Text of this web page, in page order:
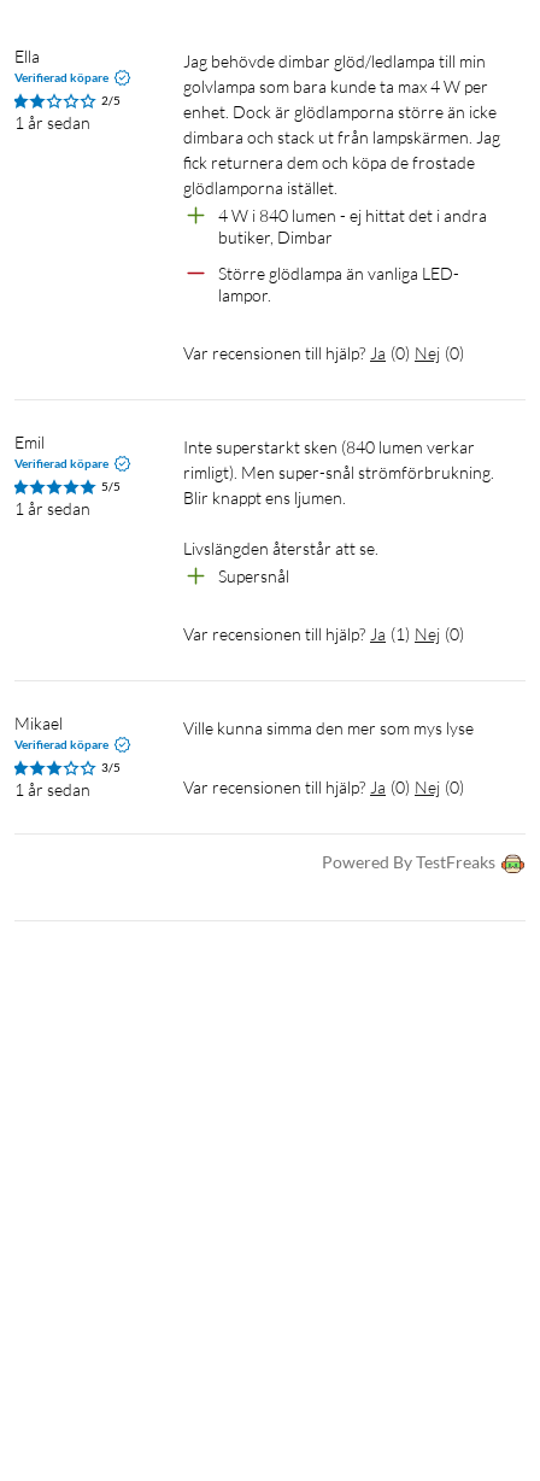
E27 Spara el
Ella
Verifierad köpare
2/5
1 år sedan
Jag behövde dimbar glöd/ledlampa till min
golvlampa som bara kunde ta max 4 W per
enhet. Dock är glödlamporna större än icke
dimbara och stack ut från lampskärmen. Jag
fick returnera dem och köpa de frostade
glödlamporna istället.
4 W i 840 lumen - ej hittat det i andra
butiker, Dimbar
Större glödlampa än vanliga LED-
lampor.
Var recensionen till hjälp? Ja (0) Nej (0)
Emil
Verifierad köpare
5/5
1 år sedan
Inte superstarkt sken (840 lumen verkar
rimligt). Men super-snål strömförbrukning.
Blir knappt ens ljumen.
Livslängden återstår att se.
Supersnål
Var recensionen till hjälp? Ja (1) Nej (0)
Mikael
Verifierad köpare
3/5
1 år sedan
ville kunna simma den mer som mys lyse
Var recensionen till hjälp? Ja (0) Nej (0)
Powered By TestFreaks